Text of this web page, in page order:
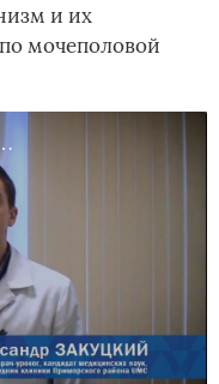
и их
мочеполовой
уреаплазмы